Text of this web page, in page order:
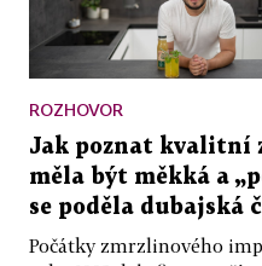
ROZHOVOR
Jak poznat kvalitní
měla být měkká a
se poděla dubajská
Počátky zmrzlinového